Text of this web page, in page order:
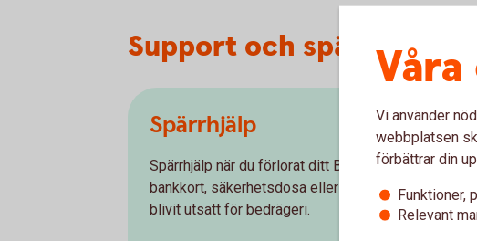
Support och spärrservice
Spärrhjälp
Spärrhjälp när du förlorat ditt BankID,
bankkort, säkerhetsdosa eller om du har
blivit utsatt för bedrägeri.
Vi använder
webbplatsen
förbättrar din
Funktioner,
Relevant